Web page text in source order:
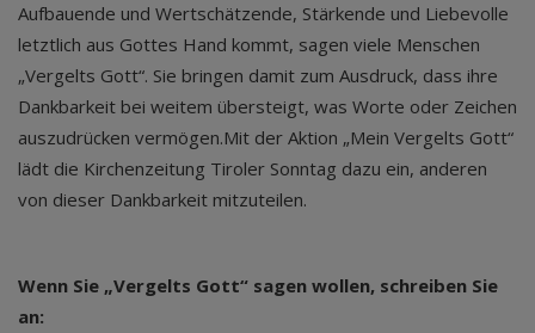
Aufbauende und Wertschätzende, Stärkende und Liebevolle
letztlich aus Gottes Hand kommt, sagen viele Menschen
„Vergelts Gott“. Sie bringen damit zum Ausdruck, dass ihre
Dankbarkeit bei weitem übersteigt, was Worte oder Zeichen
auszudrücken vermögen.Mit der Aktion „Mein Vergelts Gott“
lädt die Kirchenzeitung Tiroler Sonntag dazu ein, anderen
von dieser Dankbarkeit mitzuteilen.
Wenn Sie „Vergelts Gott“ sagen wollen, schreiben Sie
an: